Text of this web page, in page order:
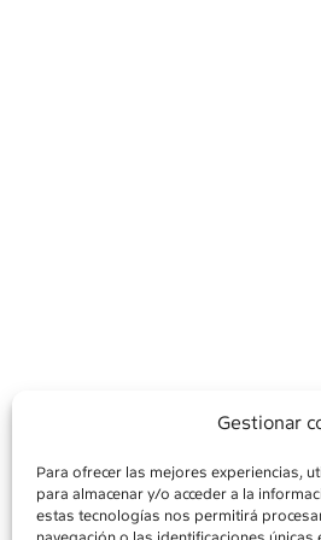
Gestionar
Para ofrecer las mejores experiencias,
para almacenar y/o acceder a la
estas tecnologías nos permitirá